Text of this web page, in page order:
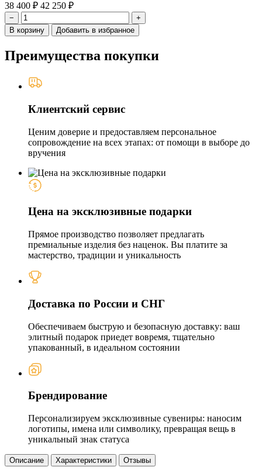
38 400 ₽ 42 250 ₽
−
+
В корзину
Добавить в избранное
Преимущества покупки
Клиентский сервис
Ценим доверие и предоставляем персональное
сопровождение на всех этапах: от помощи в выборе до
вручения
Цена на эксклюзивные подарки
Прямое производство позволяет предлагать
премиальные изделия без наценок. Вы платите за
мастерство, традиции и уникальность
Доставка по России и СНГ
Обеспечиваем быструю и безопасную доставку: ваш
элитный подарок приедет вовремя, тщательно
упакованный, в идеальном состоянии
Брендирование
Персонализируем эксклюзивные сувениры: наносим
логотипы, имена или символику, превращая вещь в
уникальный знак статуса
Описание Характеристики Отзывы